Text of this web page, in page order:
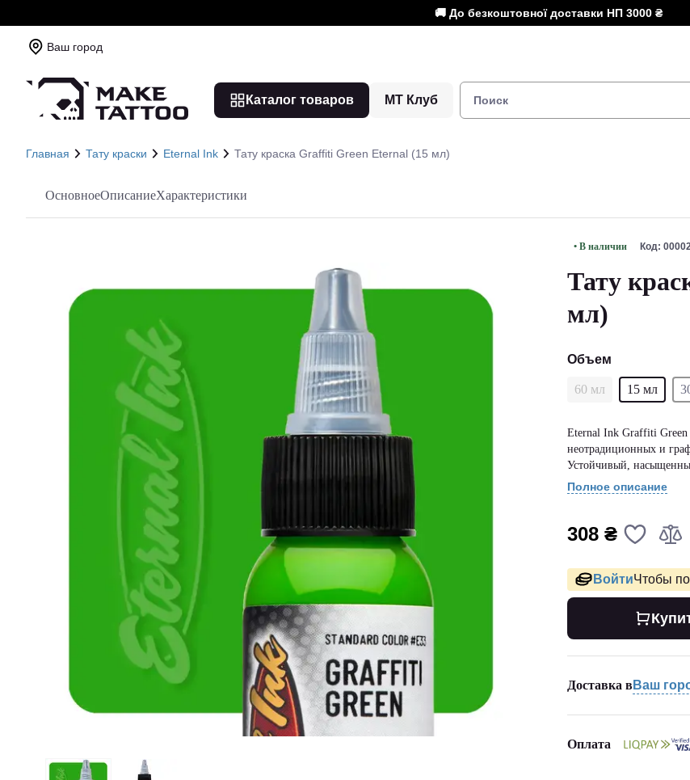
🚚 До безкоштовної доставки НП 3000 ₴
Ваш город
Каталог товаров МТ Клуб
Главная Тату краски Eternal Ink Тату краска Graffiti Green Eternal (15 мл)
ОсновноеОписаниеХарактеристики
• В наличии Код:
Тату
мл)
Объем
60 мл 15 мл
Eternal Ink Graffiti Green
неотрадиционных и
Устойчивый,
Полное описание
308 ₴
ВойтиЧтобы
Доставка в Ваш
Оплата